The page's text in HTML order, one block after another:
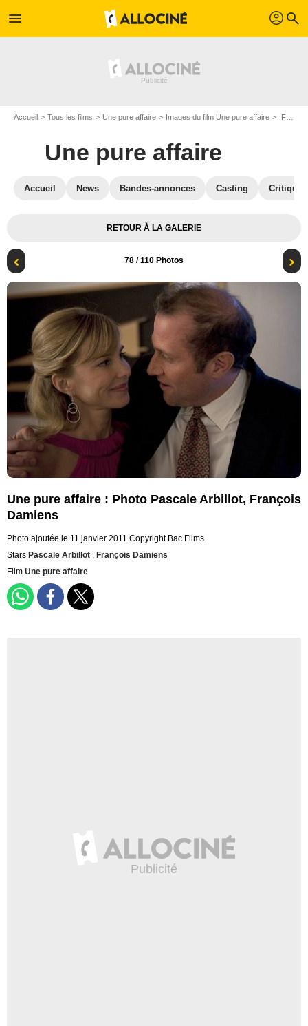
menu profil search
Accueil Tous les films Une pure affaire Images du film Une pure affaire François Damiens & Pascale Arbillot
Une pure affaire
Accueil News Bandes-annonces Casting
RETOUR À LA GALERIE
78 / 110 Photos
Une pure affaire : Photo Pascale Arbillot, François
Damiens
Photo ajoutée le 11 janvier 2011 Copyright Bac Films
Stars Pascale Arbillot , François Damiens
Film Une pure affaire